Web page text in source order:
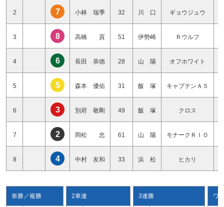
2 7 小林 瑞季 32 川 口 ギョウジュウ
3 8 高橋 貢 51 伊勢崎 Ｒウルフ
4 6 長田 恭徳 28 山 陽 オフホワイト
5 5 森本 優佑 31 飯 塚 キャプテンＡ５
6 3 別府 敬剛 49 飯 塚 クロス
7 2 岡松 忠 61 山 陽 モナークＲＩＯ
8 4 中村 友和 33 浜 松 ヒカリ
単勝／複勝 2車連 3連勝 ワ